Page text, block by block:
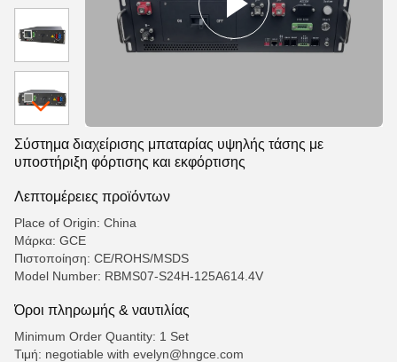
Σύστημα διαχείρισης μπαταρίας υψηλής τάσης με
υποστήριξη φόρτισης και εκφόρτισης
Λεπτομέρειες προϊόντων
Place of Origin: China
Μάρκα: GCE
Πιστοποίηση: CE/ROHS/MSDS
Model Number: RBMS07-S24H-125A614.4V
Όροι πληρωμής & ναυτιλίας
Minimum Order Quantity: 1 Set
Τιμή: negotiable with evelyn@hngce.com